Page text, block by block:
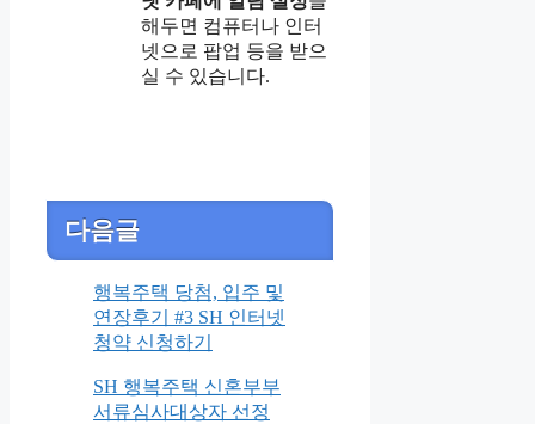
해두면 컴퓨터나 인터
넷으로 팝업 등을 받으
실 수 있습니다.
다음글
행복주택 당첨, 입주 및
연장후기 #3 SH 인터넷
청약 신청하기
SH 행복주택 신혼부부
서류심사대상자 선정